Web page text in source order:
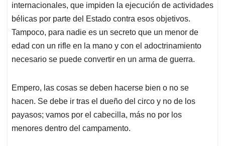
internacionales, que impiden la ejecución de actividades
bélicas por parte del Estado contra esos objetivos.
Tampoco, para nadie es un secreto que un menor de
edad con un rifle en la mano y con el adoctrinamiento
necesario se puede convertir en un arma de guerra.
Empero, las cosas se deben hacerse bien o no se
hacen. Se debe ir tras el dueño del circo y no de los
payasos; vamos por el cabecilla, más no por los
menores dentro del campamento.